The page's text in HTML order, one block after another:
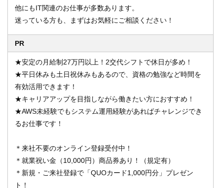
他にもIT関連のお仕事が多数あります。
迷っている方も、まずはお気軽にご相談ください！
PR
★安定の月給制27万円以上！2交代シフトで休日が多め！
★平日休みも土日祝休みもあるので、資格の勉強など時間を
有効活用できます！
★キャリアアップを目指しながら働きたい方におすすめ！
★AWS未経験でもシステム運用経験があればチャレンジでき
るお仕事です！
＊来社不要のオンライン登録受付中！
＊就業祝い金（10,000円）商品券あり！（規定有）
＊新規・ご来社登録で「QUOカード1,000円分」プレゼン
ト！